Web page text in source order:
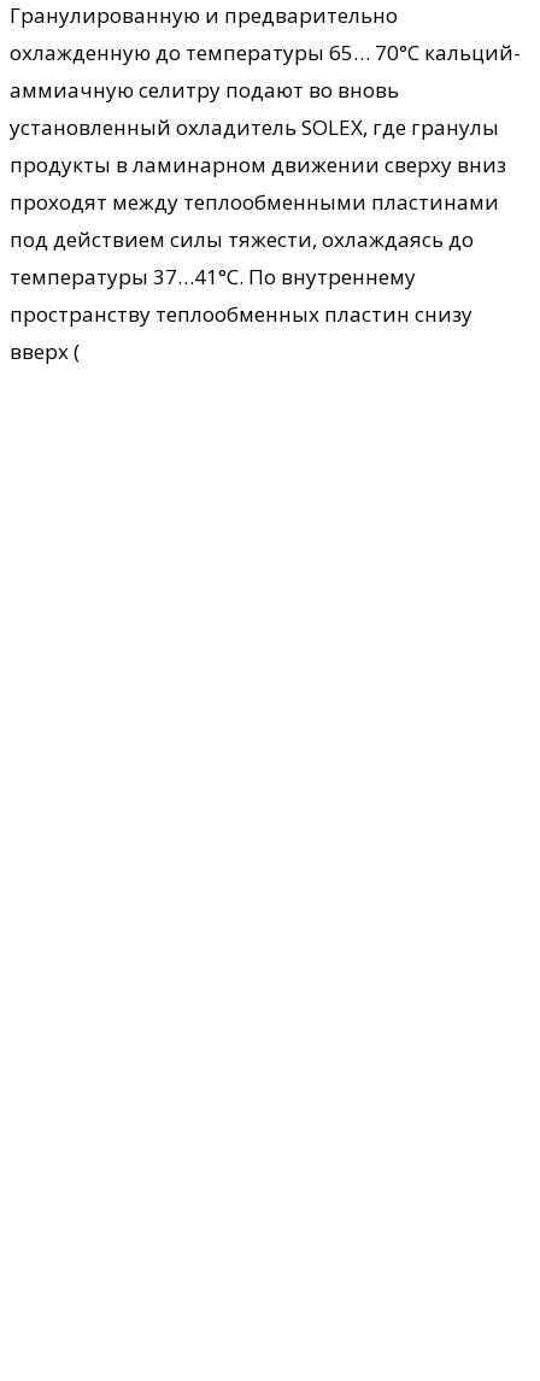
Гранулированную и предварительно
охлажденную до температуры 65… 70°С кальций-
аммиачную селитру подают во вновь
установленный охладитель SOLEX, где гранулы
продукты в ламинарном движении сверху вниз
проходят между теплообменными пластинами
под действием силы тяжести, охлаждаясь до
температуры 37…41°С. По внутреннему
пространству теплообменных пластин снизу
вверх (